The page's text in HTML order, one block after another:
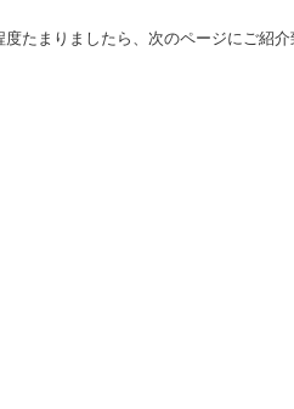
たまりましたら、次のページにご紹介